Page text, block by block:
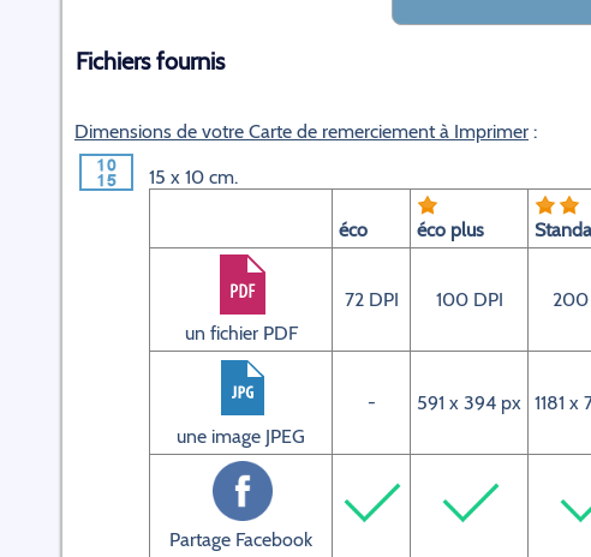
Fichiers fournis
Dimensions de votre Carte de remerciement à Imprimer :
15 x 10 cm.
éco éco plus
un fichier PDF
72 DPI 100 DPI 200
une image JPEG
- 591 x 394 px 1181 x
Partage Facebook